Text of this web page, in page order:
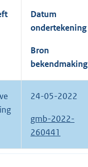
Datum
ondertekening
Bron
bekendmaking
24-05-2022
gmb-2022-
260441